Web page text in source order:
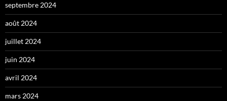
septembre 2024
août 2024
juillet 2024
juin 2024
avril 2024
mars 2024